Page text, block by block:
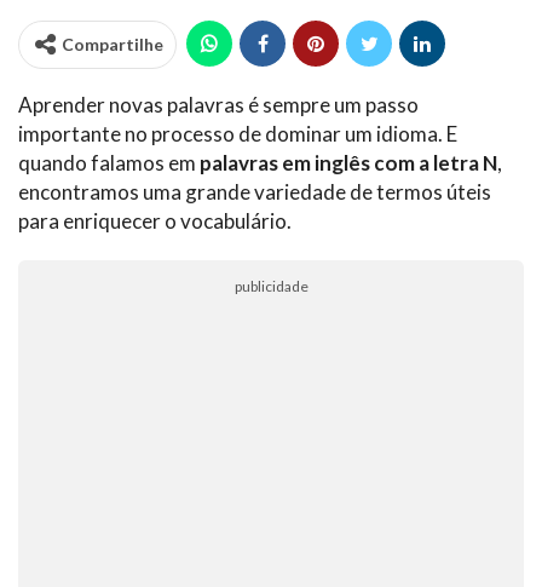
Compartilhe
Aprender novas palavras é sempre um passo
importante no processo de dominar um idioma. E
quando falamos em palavras em inglês com a letra N,
encontramos uma grande variedade de termos úteis
para enriquecer o vocabulário.
publicidade